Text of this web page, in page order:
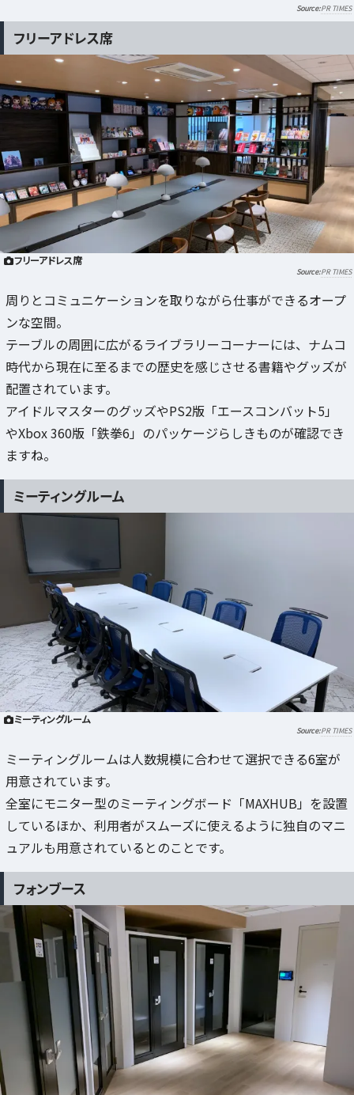
PR TIMES
フリーアドレス席
フリーアドレス席
PR TIMES
周りとコミュニケーションを取りながら仕事ができるオープ
ンな空間。
テーブルの周囲に広がるライブラリーコーナーには、ナムコ
時代から現在に至るまでの歴史を感じさせる書籍やグッズが
配置されています。
アイドルマスターのグッズやPS2版「エースコンバット5」
やXbox 360版「鉄拳6」のパッケージらしきものが確認でき
ますね。
ミーティングルーム
ミーティングルーム
PR TIMES
ミーティングルームは人数規模に合わせて選択できる6室が
用意されています。
全室にモニター型のミーティングボード「MAXHUB」を設置
しているほか、利用者がスムーズに使えるように独自のマニ
ュアルも用意されているとのことです。
フォンブース